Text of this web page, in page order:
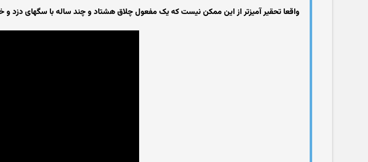
واقعا تحقیر آمیزتر از این ممکن نیست که یک مفعول چلاق هشتاد و چند ساله با سگهای دزد و